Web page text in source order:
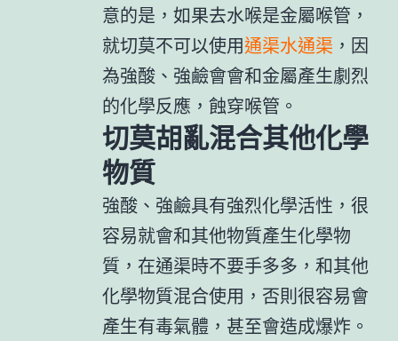
意的是，如果去水喉是金屬喉管，
就切莫不可以使用通渠水通渠 ，因
為強酸、強鹼會會和金屬產生劇烈
的化學反應，蝕穿喉管。
切莫胡亂混合其他化學
物質
強酸、強鹼具有強烈化學活性，很
容易就會和其他物質產生化學物
質，在通渠時不要手多多，和其他
化學物質混合使用，否則很容易會
產生有毒氣體，甚至會造成爆炸。